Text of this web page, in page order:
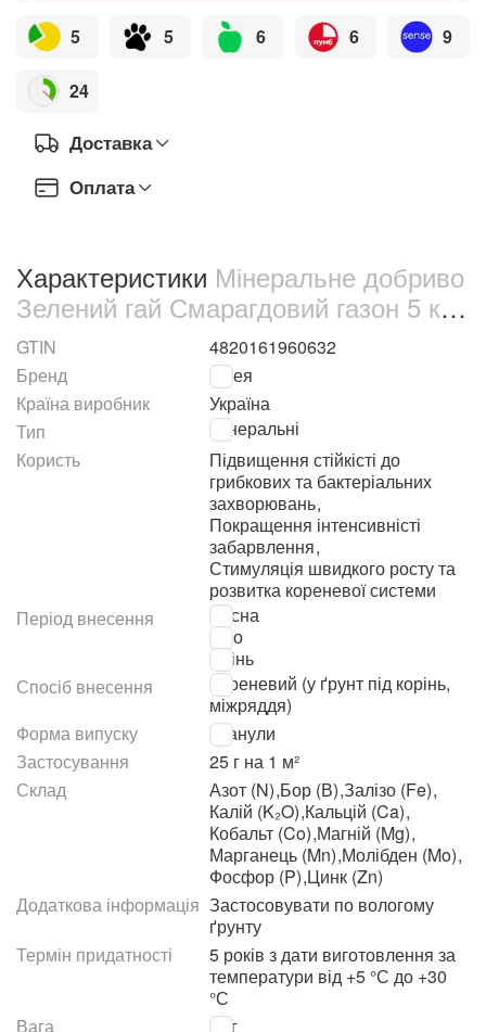
5 5 6 6 9
24
Доставка
Оплата
Характеристики Мінеральне добриво
Зелений гай Смарагдовий газон 5 кг
(5389)
GTIN
4820161960632
Бренд
Гілея
Країна виробник
Україна
Тип
Мінеральні
Користь
Підвищення стійкісті до
грибкових та бактеріальних
захворювань,
Покращення інтенсивністі
забарвлення,
Стимуляція швидкого росту та
розвитка кореневої системи
Період внесення
Весна
Літо
Осінь
Спосіб внесення
Кореневий (у ґрунт під корінь,
міжряддя)
Форма випуску
Гранули
Застосування
25 г на 1 м²
Склад
Азот (N),Бор (В),Залізо (Fe),
Калій (K₂O),Кальцій (Ca),
Кобальт (Co),Магній (Mg),
Марганець (Mn),Молібден (Mo),
Фосфор (P),Цинк (Zn)
Додаткова інформація Застосовувати по вологому
ґрунту
Термін придатності
5 років з дати виготовлення за
температури від +5 °С до +30
°С
Вага
5 кг